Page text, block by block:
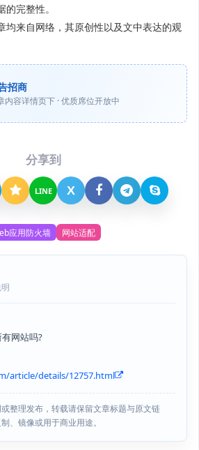
完整性。
均来自网络，其原创性以及文中表达的观
招商
内容详情页下 · 优质席位开放中
分享到
LINE X
应用防火墙 网站适配
网站吗?
article/details/12757.html
整理发布，转载请保留文章标题与原文链
、镜像或用于商业用途。